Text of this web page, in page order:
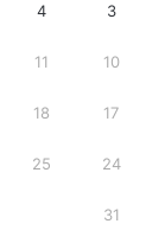
3
4
10
11
17
18
24
25
31